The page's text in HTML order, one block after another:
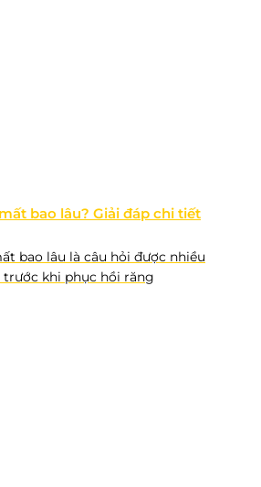
bao lâu? Giải đáp chi tiết
bao lâu là câu hỏi được nhiều
khi phục hồi răng